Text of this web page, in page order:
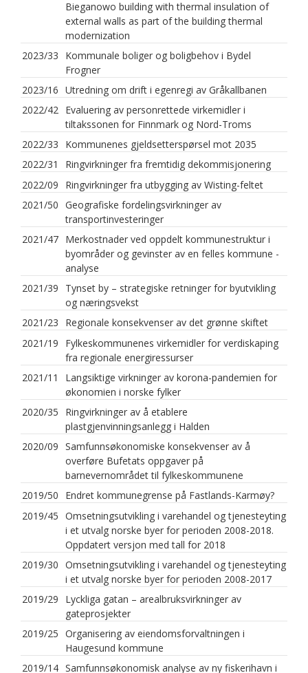
Bieganowo building with thermal insulation of
external walls as part of the building thermal
modernization
2023/33
Kommunale boliger og boligbehov i Bydel
Frogner
2023/16 Utredning om drift i egenregi av Gråkallbanen
2022/42 Evaluering av personrettede virkemidler i
tiltakssonen for Finnmark og Nord-Troms
2022/33
Kommunenes gjeldsetterspørsel mot 2035
2022/31
Ringvirkninger fra fremtidig dekommisjonering
2022/09
Ringvirkninger fra utbygging av Wisting-feltet
2021/50 Geografiske fordelingsvirkninger av
transportinvesteringer
2021/47 Merkostnader ved oppdelt kommunestruktur i
byområder og gevinster av en felles kommune -
analyse
2021/39
Tynset by – strategiske retninger for byutvikling
og næringsvekst
2021/23
Regionale konsekvenser av det grønne skiftet
2021/19
Fylkeskommunenes virkemidler for verdiskaping
fra regionale energiressurser
2021/11
Langsiktige virkninger av korona-pandemien for
økonomien i norske fylker
2020/35
Ringvirkninger av å etablere
plastgjenvinningsanlegg i Halden
2020/09 Samfunnsøkonomiske konsekvenser av å
overføre Bufetats oppgaver på
barnevernområdet til fylkeskommunene
2019/50
Endret kommunegrense på Fastlands-Karmøy?
2019/45 Omsetningsutvikling i varehandel og tjenesteyting
i et utvalg norske byer for perioden 2008-2018.
Oppdatert versjon med tall for 2018
2019/30 Omsetningsutvikling i varehandel og tjenesteyting
i et utvalg norske byer for perioden 2008-2017
2019/29
Lyckliga gatan – arealbruksvirkninger av
gateprosjekter
2019/25 Organisering av eiendomsforvaltningen i
Haugesund kommune
2019/14 Samfunnsøkonomisk analyse av ny fiskerihavn i